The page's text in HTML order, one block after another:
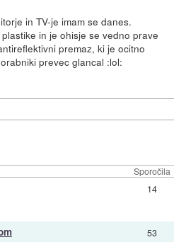
in TV-je imam se danes.
in je ohisje se vedno prave
premaz, ki je ocitno
prevec glancal :lol:
Sporočila
14
53